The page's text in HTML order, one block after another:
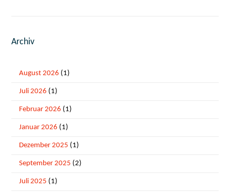
Archiv
August 2026 (1)
Juli 2026 (1)
Februar 2026 (1)
Januar 2026 (1)
Dezember 2025 (1)
September 2025 (2)
Juli 2025 (1)